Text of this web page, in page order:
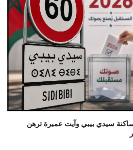
سيدي بيبي وآيت عميرة ترهن